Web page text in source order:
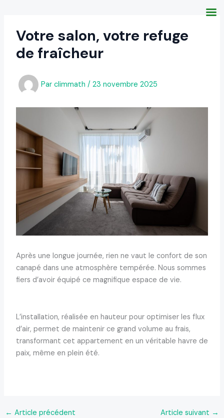
contenuVotre salon, votre refuge
de fraîcheur
Par climmath / 23 novembre 2025
Après une longue journée, rien ne vaut le confort de son
canapé dans une atmosphère tempérée. Nous sommes
fiers d’avoir équipé ce magnifique espace de vie.
L’installation, réalisée en hauteur pour optimiser les flux
d’air, permet de maintenir ce grand volume au frais,
transformant cet appartement en un véritable havre de
paix, même en plein été.
← Article précédent Article suivant →